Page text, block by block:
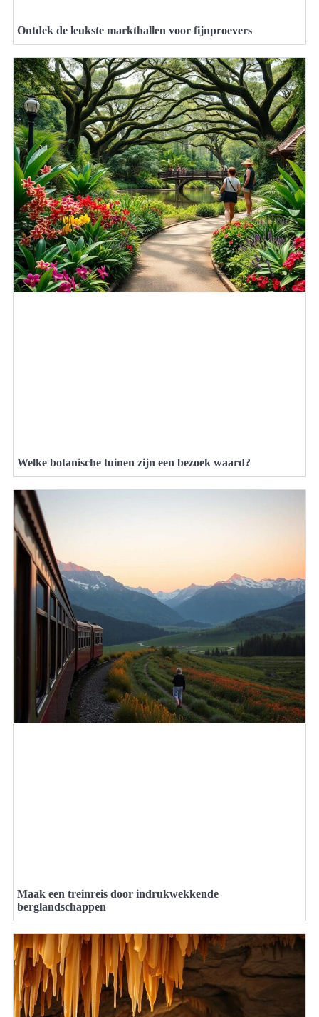
Ontdek de leukste markthallen voor fijnproevers
Welke botanische tuinen zijn een bezoek waard?
Maak een treinreis door indrukwekkende
berglandschappen